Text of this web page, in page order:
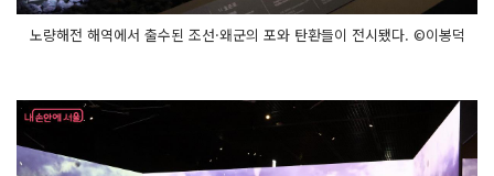
노량해전 해역에서 출수된 조선·왜군의 포와 탄환들이 전시됐다. ©이봉덕